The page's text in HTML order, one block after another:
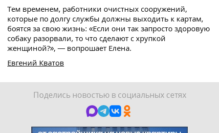
Тем временем, работники очистных сооружений,
которые по долгу службы должны выходить к картам,
боятся за свою жизнь: «Если они так запросто здоровую
собаку разорвали, то что сделают с хрупкой
женщиной?», — вопрошает Елена.
Евгений Кватов
Поделись новостью в социальных сетях